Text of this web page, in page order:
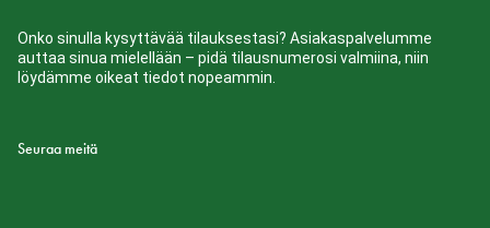
Onko sinulla kysyttävää tilauksestasi? Asiakaspalvelumme
auttaa sinua mielellään – pidä tilausnumerosi valmiina, niin
löydämme oikeat tiedot nopeammin.
Seuraa meitä